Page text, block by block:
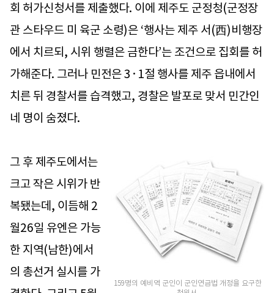
회 허가신청서를 제출했다. 이에 제주도 군정청(군정장
관 스타우드 미 육군 소령)은 ‘행사는 제주 서(西)비행장
에서 치르되, 시위 행렬은 금한다’는 조건으로 집회를 허
가해준다. 그러나 민전은 3·1절 행사를 제주 읍내에서
치른 뒤 경찰서를 습격했고, 경찰은 발포로 맞서 민간인
네 명이 숨졌다.
159명의 예비역 군인이 군인연금법 개정을 요구한
그 후 제주도에서는
크고 작은 시위가 반
복됐는데, 이듬해 2
월26일 유엔은 가능
한 지역(남한)에서
의 총선거 실시를 가